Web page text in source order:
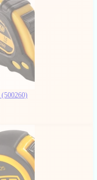
(500260)